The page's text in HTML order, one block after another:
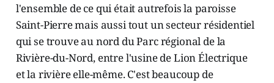
l'ensemble de ce qui était autrefois la paroisse
Saint-Pierre mais aussi tout un secteur résidentiel
qui se trouve au nord du Parc régional de la
Rivière-du-Nord, entre l'usine de Lion Électrique
et la rivière elle-même. C'est beaucoup de